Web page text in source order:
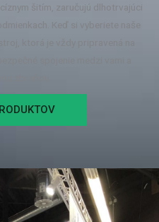
šitím, zaručujú dlhotrvajúci
Keď si vyberiete naše
ktorá je vždy pripravená na
spojenie medzi vami a